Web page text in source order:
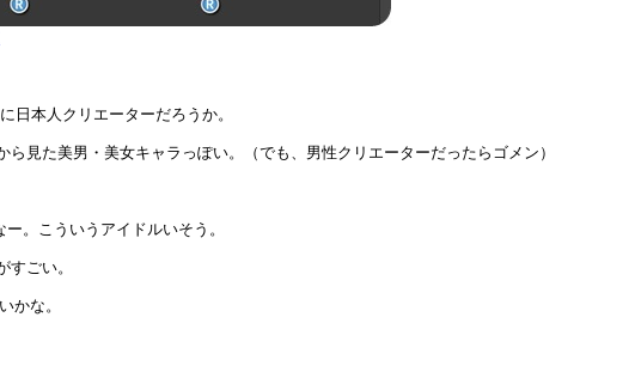
日本人クリエーターだろうか。
ら見た美男・美女キャラっぽい。（でも、男性クリエーターだったらゴメン）
。こういうアイドルいそう。
ごい。
かな。